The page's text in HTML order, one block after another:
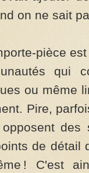
on ne sait
pièce
qui
ou même
Pire,
de détail
! C'est